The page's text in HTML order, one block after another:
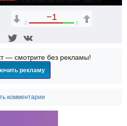
−1
2 1
— смотрите без рекламы!
рекламу
комментарии